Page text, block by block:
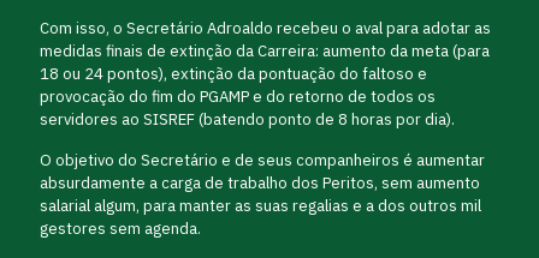
Com isso, o Secretário Adroaldo recebeu o aval para adotar as
medidas finais de extinção da Carreira: aumento da meta (para
18 ou 24 pontos), extinção da pontuação do faltoso e
provocação do fim do PGAMP e do retorno de todos os
servidores ao SISREF (batendo ponto de 8 horas por dia).
O objetivo do Secretário e de seus companheiros é aumentar
absurdamente a carga de trabalho dos Peritos, sem aumento
salarial algum, para manter as suas regalias e a dos outros mil
gestores sem agenda.